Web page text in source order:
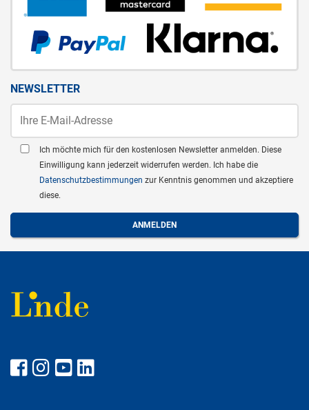
NEWSLETTER
Ich möchte mich für den kostenlosen Newsletter anmelden. Diese
Einwilligung kann jederzeit widerrufen werden. Ich habe die
Datenschutzbestimmungen zur Kenntnis genommen und akzeptiere
diese.